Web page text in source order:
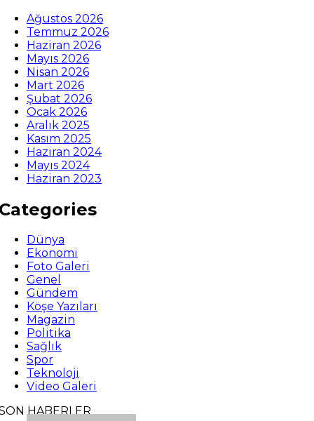
Ağustos 2026
Temmuz 2026
Haziran 2026
Mayıs 2026
Nisan 2026
Mart 2026
Şubat 2026
Ocak 2026
Aralık 2025
Kasım 2025
Haziran 2024
Mayıs 2024
Haziran 2023
Dünya
Ekonomi
Foto Galeri
Genel
Gündem
Köşe Yazıları
Magazin
Politika
Sağlık
Spor
Teknoloji
Video Galeri
HABERLER